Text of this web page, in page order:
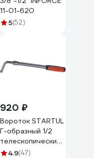
11-01-620
5(52)
920 ₽
Вороток STARTUL
Г-образный 1/2
телескопический
380-520 мм PRO-
4.9(47)